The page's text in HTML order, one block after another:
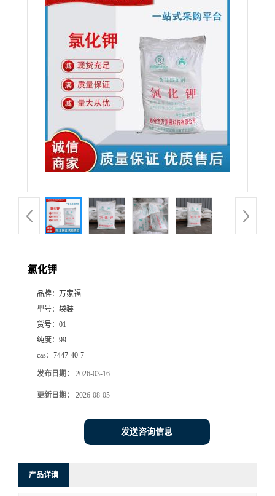
氯化钾
品牌： 万家福
型号： 袋装
货号： 01
纯度： 99
cas： 7447-40-7
发布日期： 2026-03-16
更新日期： 2026-08-05
发送咨询信息
产品详请